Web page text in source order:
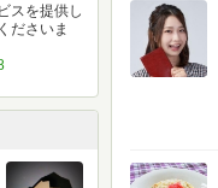
スを提供し
ださいま